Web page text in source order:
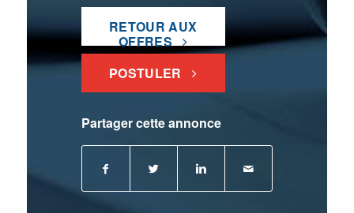
RETOUR AUX
OFFRES
POSTULER
Partager cette annonce